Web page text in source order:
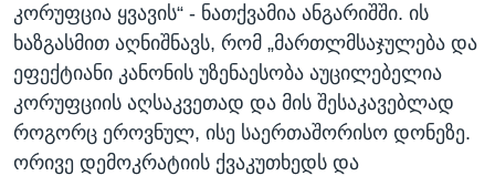
კორუფცია ყვავის“ - ნათქვამია ანგარიშში. ის
ხაზგასმით აღნიშნავს, რომ „მართლმსაჯულება და
ეფექტიანი კანონის უზენაესობა აუცილებელია
კორუფციის აღსაკვეთად და მის შესაკავებლად
როგორც ეროვნულ, ისე საერთაშორისო დონეზე.
ორივე დემოკრატიის ქვაკუთხედს და